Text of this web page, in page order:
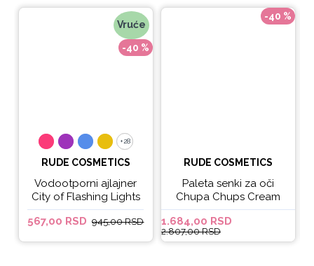
Vruće
-40 %
+28
+28
RUDE COSMETICS
Vodootporni ajlajner
City of Flashing Lights
Micro Retractable Liner
- It's Lit
567,00 RSD 945,00 RSD
-40 %
RUDE COSMETICS
Paleta senki za oči
Chupa Chups Cream
Soda
1.684,00 RSD
2.807,00 RSD